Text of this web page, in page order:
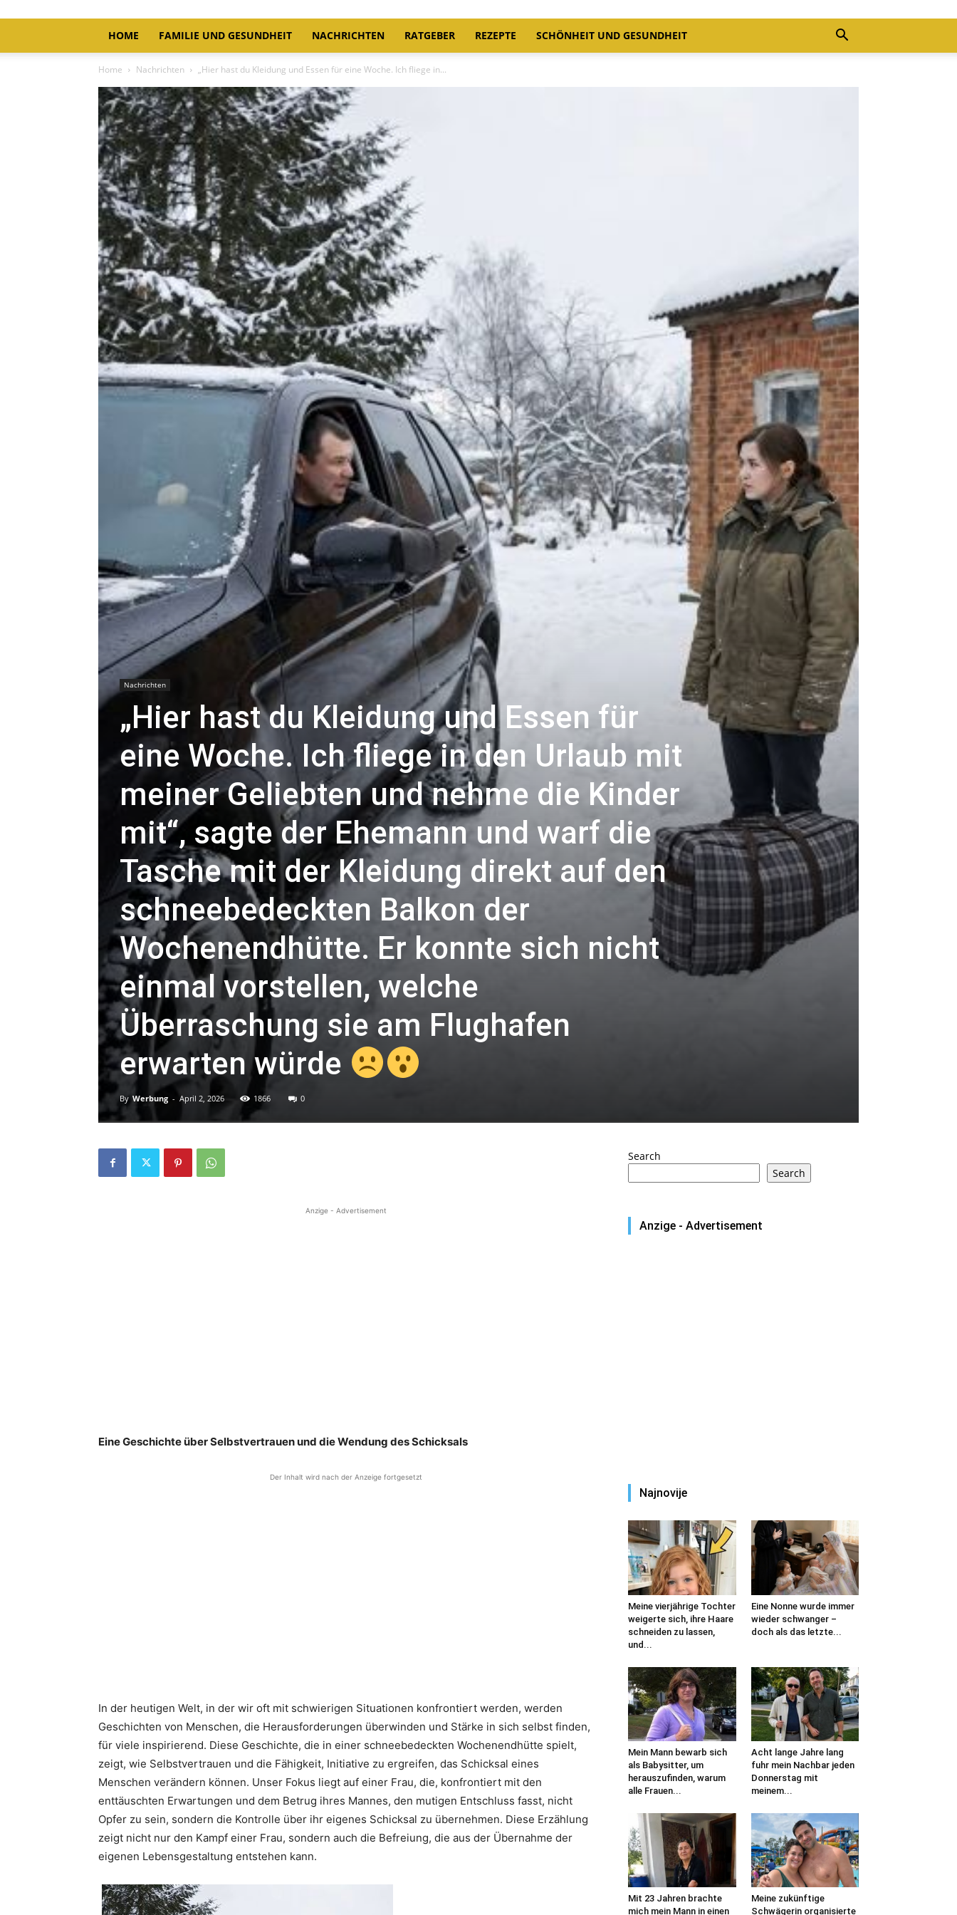
HOME FAMILIE UND GESUNDHEIT NACHRICHTEN RATGEBER REZEPTE SCHÖNHEIT UND GESUNDHEIT
Home Nachrichten „Hier hast du Kleidung und Essen für eine Woche. Ich fliege in...
Nachrichten
„Hier hast du Kleidung und Essen für
eine Woche. Ich fliege in den Urlaub mit
meiner Geliebten und nehme die Kinder
mit“, sagte der Ehemann und warf die
Tasche mit der Kleidung direkt auf den
schneebedeckten Balkon der
Wochenendhütte. Er konnte sich nicht
einmal vorstellen, welche
Überraschung sie am Flughafen
erwarten würde
By Werbung - April 2, 2026 1866 0
Anzige - Advertisement
Eine Geschichte über Selbstvertrauen und die Wendung des Schicksals
Der Inhalt wird nach der Anzeige fortgesetzt
In der heutigen Welt, in der wir oft mit schwierigen Situationen konfrontiert werden, werden
Geschichten von Menschen, die Herausforderungen überwinden und Stärke in sich selbst finden,
für viele inspirierend. Diese Geschichte, die in einer schneebedeckten Wochenendhütte spielt,
zeigt, wie Selbstvertrauen und die Fähigkeit, Initiative zu ergreifen, das Schicksal eines
Menschen verändern können. Unser Fokus liegt auf einer Frau, die, konfrontiert mit den
enttäuschten Erwartungen und dem Betrug ihres Mannes, den mutigen Entschluss fasst, nicht
Opfer zu sein, sondern die Kontrolle über ihr eigenes Schicksal zu übernehmen. Diese Erzählung
zeigt nicht nur den Kampf einer Frau, sondern auch die Befreiung, die aus der Übernahme der
eigenen Lebensgestaltung entstehen kann.
Search
Search
Anzige - Advertisement
Najnovije
Meine vierjährige Tochter
weigerte sich, ihre Haare
schneiden zu lassen,
und...
Eine Nonne wurde immer
wieder schwanger –
doch als das letzte...
Mein Mann bewarb sich
als Babysitter, um
herauszufinden, warum
alle Frauen...
Acht lange Jahre lang
fuhr mein Nachbar jeden
Donnerstag mit
meinem...
Mit 23 Jahren brachte
mich mein Mann in einen
Meine zukünftige
Schwägerin organisierte